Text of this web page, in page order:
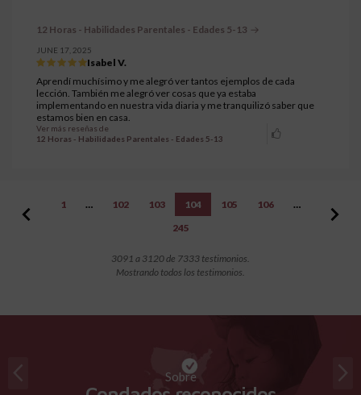
12 Horas - Habilidades Parentales - Edades 5-13
JUNE 17, 2025
Isabel V.
Aprendí muchísimo y me alegró ver tantos ejemplos de cada
lección. También me alegró ver cosas que ya estaba
implementando en nuestra vida diaria y me tranquilizó saber que
estamos bien en casa.
Ver más reseñas de
12 Horas - Habilidades Parentales - Edades 5-13
1 … 102 103 104 105 106
…
245
3091 a 3120 de 7333 testimonios.
Mostrando todos los testimonios.
Sobre